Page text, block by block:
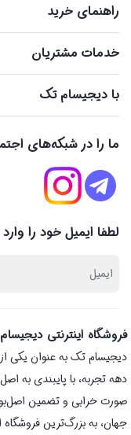
راهنمای خرید
خدمات مشتریان
با دیجیسام تک
ما را در شبکه‌های
لطفا ایمیل خود را وارد
فروشگاه اینترنتی
دیجیسام تک به عنوان یکی
صورت خرابی و تضمین
جهان، به بزرگ‌ترین